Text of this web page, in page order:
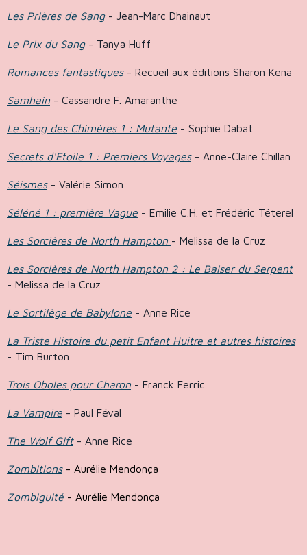
Les Prières de Sang- Jean-Marc Dhainaut
Le Prix du Sang- Tanya Huff
Romances fantastiques- Recueil aux éditions Sharon Kena
Samhain - Cassandre F. Amaranthe
Le Sang des Chimères 1 : Mutante - Sophie Dabat
Secrets d'Etoile 1 : Premiers Voyages- Anne-Claire Chillan
Séismes- Valérie Simon
Séléné 1 : première Vague - Emilie C.H. et Frédéric Téterel
Les Sorcières de North Hampton - Melissa de la Cruz
Les Sorcières de North Hampton 2 : Le Baiser du Serpent
- Melissa de la Cruz
Le Sortilège de Babylone - Anne Rice
La Triste Histoire du petit Enfant Huitre et autres histoires
- Tim Burton
Trois Oboles pour Charon - Franck Ferric
La Vampire - Paul Féval
The Wolf Gift- Anne Rice
Zombitions- Aurélie Mendonça
Zombiguité - Aurélie Mendonça